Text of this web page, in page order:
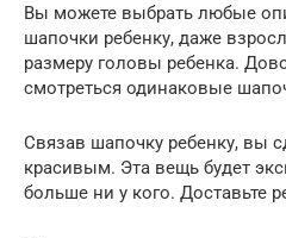
Вы можете выбрать любые
шапочки ребенку, даже
размеру головы ребенка.
смотреться одинаковые
Связав шапочку ребенку, вы
красивым. Эта вещь будет
больше ни у кого. Доставьте